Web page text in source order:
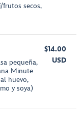
frutos secos,
pequeña,
Minute
huevo,
y soya)
$14.00
USD